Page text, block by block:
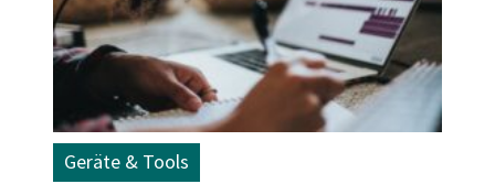
Geräte & Tools